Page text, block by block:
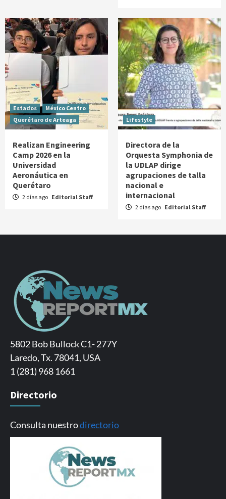
Estados
México Centro
Querétaro de Arteaga
Realizan Engineering
Camp 2026 en la
Universidad
Aeronáutica en
Querétaro
2 días ago Editorial Staff
Lifestyle
Directora de la
Orquesta Symphonia de
la UDLAP dirige
agrupaciones de talla
nacional e
internacional
2 días ago Editorial Staff
5802 Bob Bullock C1- 277Y
Laredo, Tx. 78041, USA
1 (281) 968 1661
Directorio
Consulta nuestrodirectorio